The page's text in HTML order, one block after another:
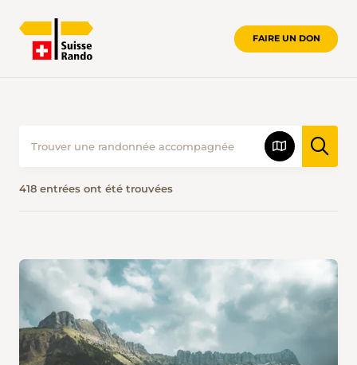
FAIRE UN DON
418 entrées ont été trouvées